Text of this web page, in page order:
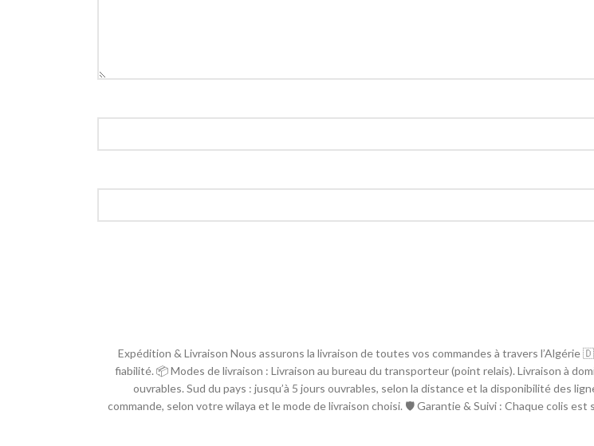
🚚 Expédition & Livraison Nous assurons la livraison de toutes vos commandes à travers
fiabilité. 📦 Modes de livraison : Livraison au bureau du transporteur (point relais). Livraison à
ouvrables. Sud du pays : jusqu’à 5 jours ouvrables, selon la distance et la disponibilité des
commande, selon votre wilaya et le mode de livraison choisi. 🛡 Garantie & Suivi : Chaque colis